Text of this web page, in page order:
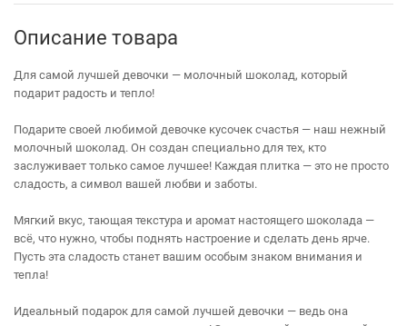
Описание товара
Для самой лучшей девочки — молочный шоколад, который
подарит радость и тепло!
Подарите своей любимой девочке кусочек счастья — наш нежный
молочный шоколад. Он создан специально для тех, кто
заслуживает только самое лучшее! Каждая плитка — это не просто
сладость, а символ вашей любви и заботы.
Мягкий вкус, тающая текстура и аромат настоящего шоколада —
всё, что нужно, чтобы поднять настроение и сделать день ярче.
Пусть эта сладость станет вашим особым знаком внимания и
тепла!
Идеальный подарок для самой лучшей девочки — ведь она